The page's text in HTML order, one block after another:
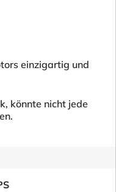
einzigartig und
könnte nicht jede